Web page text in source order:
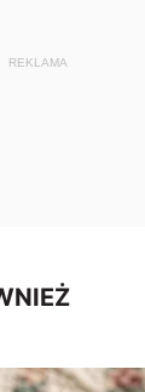
REKLAMA